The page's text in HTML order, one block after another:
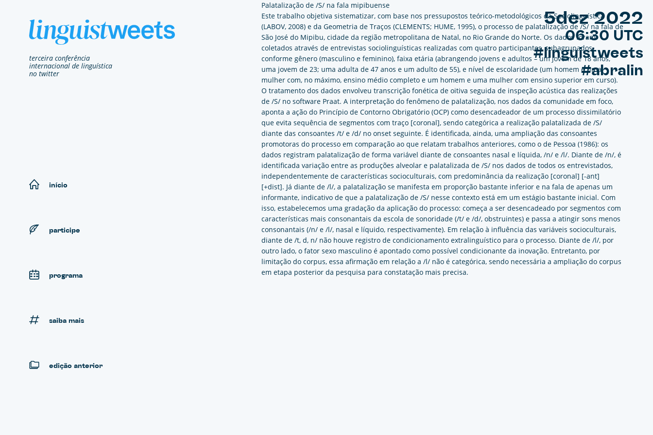
terceira conferência
internacional de linguística
no twitter
início
participe
programa
saiba mais
edição anterior
5dez 2022
06:30 UTC
#linguistweets
#abralin
Palatalização de /S/ na fala mipibuense
Este trabalho objetiva sistematizar, com base nos pressupostos teórico-metodológicos da Sociolinguística
(LABOV, 2008) e da Geometria de Traços (CLEMENTS; HUME, 1995), o processo de palatalização de /S/ na fala de
São José do Mipibu, cidade da região metropolitana de Natal, no Rio Grande do Norte. Os dados foram
coletados através de entrevistas sociolinguísticas realizadas com quatro participantes, subagrupados
conforme gênero (masculino e feminino), faixa etária (abrangendo jovens e adultos – um jovem de 18 anos,
uma jovem de 23; uma adulta de 47 anos e um adulto de 55), e nível de escolaridade (um homem e uma
mulher com, no máximo, ensino médio completo e um homem e uma mulher com ensino superior em curso).
O tratamento dos dados envolveu transcrição fonética de oitiva seguida de inspeção acústica das realizações
de /S/ no software Praat. A interpretação do fenômeno de palatalização, nos dados da comunidade em foco,
aponta a ação do Princípio de Contorno Obrigatório (OCP) como desencadeador de um processo dissimilatório
que evita sequência de segmentos com traço [coronal], sendo categórica a realização palatalizada de /S/
diante das consoantes /t/ e /d/ no onset seguinte. É identificada, ainda, uma ampliação das consoantes
promotoras do processo em comparação ao que relatam trabalhos anteriores, como o de Pessoa (1986): os
dados registram palatalização de forma variável diante de consoantes nasal e líquida, /n/ e /l/. Diante de /n/, é
identificada variação entre as produções alveolar e palatalizada de /S/ nos dados de todos os entrevistados,
independentemente de características socioculturais, com predominância da realização [coronal] [-ant]
[+dist]. Já diante de /l/, a palatalização se manifesta em proporção bastante inferior e na fala de apenas um
informante, indicativo de que a palatalização de /S/ nesse contexto está em um estágio bastante inicial. Com
isso, estabelecemos uma gradação da aplicação do processo: começa a ser desencadeado por segmentos com
características mais consonantais da escola de sonoridade (/t/ e /d/, obstruintes) e passa a atingir sons menos
consonantais (/n/ e /l/, nasal e líquido, respectivamente). Em relação à influência das variáveis socioculturais,
diante de /t, d, n/ não houve registro de condicionamento extralinguístico para o processo. Diante de /l/, por
outro lado, o fator sexo masculino é apontado como possível condicionante da inovação. Entretanto, por
limitação do corpus, essa afirmação em relação a /l/ não é categórica, sendo necessária a ampliação do corpus
em etapa posterior da pesquisa para constatação mais precisa.